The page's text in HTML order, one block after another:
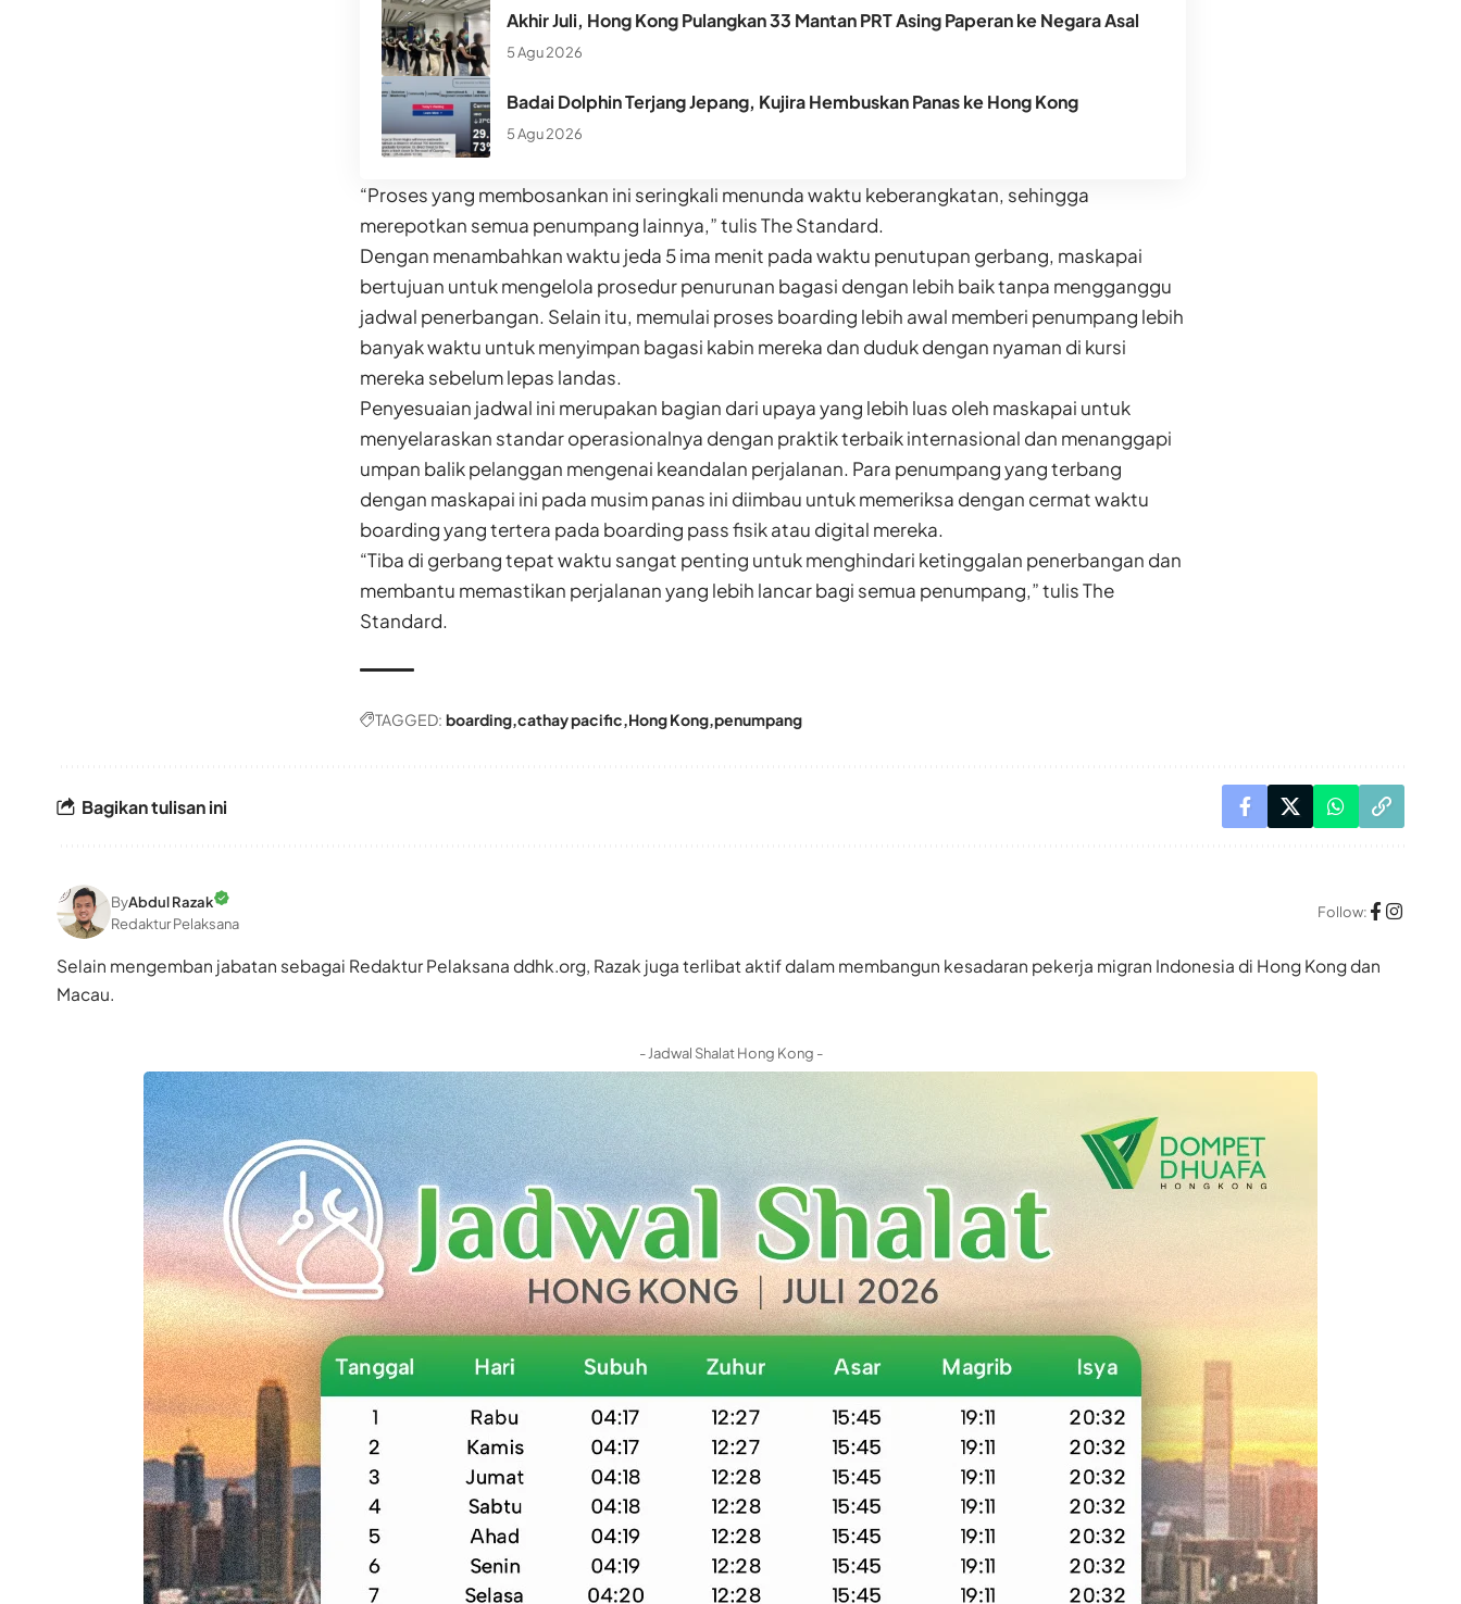
Akhir Juli, Hong Kong Pulangkan 33 Mantan PRT Asing Paperan ke Negara Asal
5 Agu 2026
Badai Dolphin Terjang Jepang, Kujira Hembuskan Panas ke Hong Kong
5 Agu 2026
“Proses yang membosankan ini seringkali menunda waktu keberangkatan, sehingga
merepotkan semua penumpang lainnya,” tulis The Standard.
Dengan menambahkan waktu jeda 5 ima menit pada waktu penutupan gerbang, maskapai
bertujuan untuk mengelola prosedur penurunan bagasi dengan lebih baik tanpa mengganggu
jadwal penerbangan. Selain itu, memulai proses boarding lebih awal memberi penumpang lebih
banyak waktu untuk menyimpan bagasi kabin mereka dan duduk dengan nyaman di kursi
mereka sebelum lepas landas.
Penyesuaian jadwal ini merupakan bagian dari upaya yang lebih luas oleh maskapai untuk
menyelaraskan standar operasionalnya dengan praktik terbaik internasional dan menanggapi
umpan balik pelanggan mengenai keandalan perjalanan. Para penumpang yang terbang
dengan maskapai ini pada musim panas ini diimbau untuk memeriksa dengan cermat waktu
boarding yang tertera pada boarding pass fisik atau digital mereka.
“Tiba di gerbang tepat waktu sangat penting untuk menghindari ketinggalan penerbangan dan
membantu memastikan perjalanan yang lebih lancar bagi semua penumpang,” tulis The
Standard.
TAGGED: boarding cathay pacific Hong Kong penumpang
Bagikan tulisan ini
ByAbdul Razak
Redaktur Pelaksana
Follow:
Selain mengemban jabatan sebagai Redaktur Pelaksana ddhk.org, Razak juga terlibat aktif dalam membangun kesadaran pekerja migran Indonesia di Hong Kong dan
Macau.
- Jadwal Shalat Hong Kong -